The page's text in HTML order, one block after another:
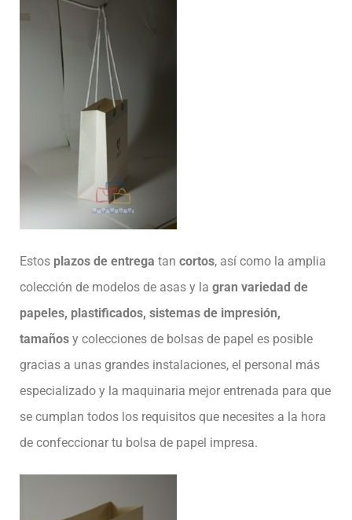
Estos plazos de entrega tan cortos, así como la amplia
colección de modelos de asas y la gran variedad de
papeles, plastificados, sistemas de impresión,
tamaños y colecciones de bolsas de papel es posible
gracias a unas grandes instalaciones, el personal más
especializado y la maquinaria mejor entrenada para que
se cumplan todos los requisitos que necesites a la hora
de confeccionar tu bolsa de papel impresa.